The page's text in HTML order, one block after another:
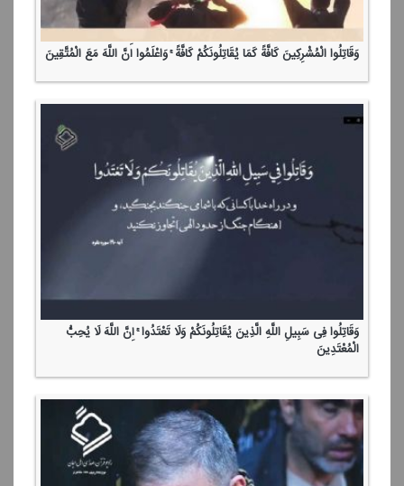
وَقَاتِلُوا الْمُشْرِكِینَ كَافَّةً كَمَا یُقَاتِلُونَكُمْ كَافَّةً ۚ وَاعْلَمُوا أَنَّ اللَّهَ مَعَ الْمُتَّقِینَ
وَقَاتِلُوا فِی سَبِیلِ اللَّهِ الَّذِینَ یُقَاتِلُونَكُمْ وَلَا تَعْتَدُوا ۚ إِنَّ اللَّهَ لَا یُحِبُّ
الْمُعْتَدِینَ